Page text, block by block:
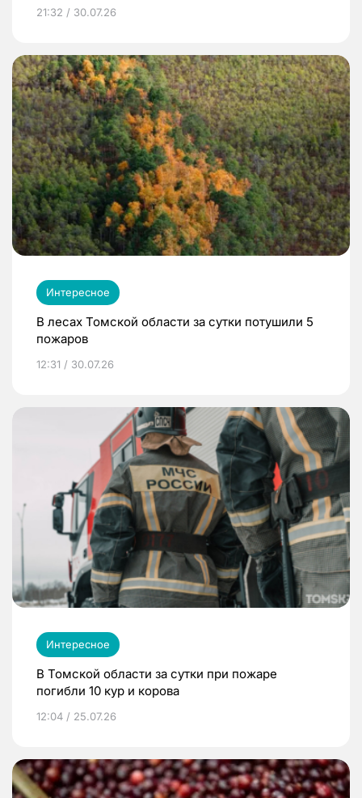
21:32 / 30.07.26
Интересное
В лесах Томской области за сутки потушили 5
пожаров
12:31 / 30.07.26
Интересное
В Томской области за сутки при пожаре
погибли 10 кур и корова
12:04 / 25.07.26